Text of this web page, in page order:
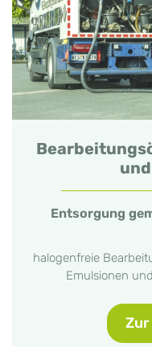
Entsorgung
halogenfreie
Emulsionen